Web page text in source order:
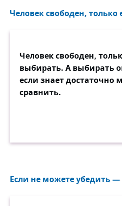
Человек свободен,
Человек свободен,
выбирать. А выбирать
если знает достаточно
сравнить.
Если не можете убедить —